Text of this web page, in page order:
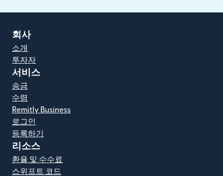
회사
소개
투자자
서비스
송금
수령
Remitly Business
로그인
등록하기
리소스
환율 및 수수료
스위프트 코드